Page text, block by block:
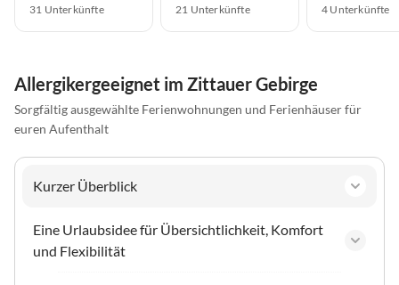
31 Unterkünfte 21 Unterkünfte 4 Unterkünfte
Allergikergeeignet im Zittauer Gebirge
Sorgfältig ausgewählte Ferienwohnungen und Ferienhäuser für
euren Aufenthalt
Kurzer Überblick
Eine Urlaubsidee für Übersichtlichkeit, Komfort
und Flexibilität